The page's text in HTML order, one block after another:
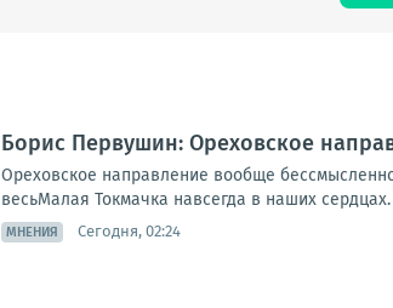
Борис Первушин: Ореховское
Ореховское направление вообще
весьМалая Токмачка навсегда в наших
МНЕНИЯ Сегодня, 02:24